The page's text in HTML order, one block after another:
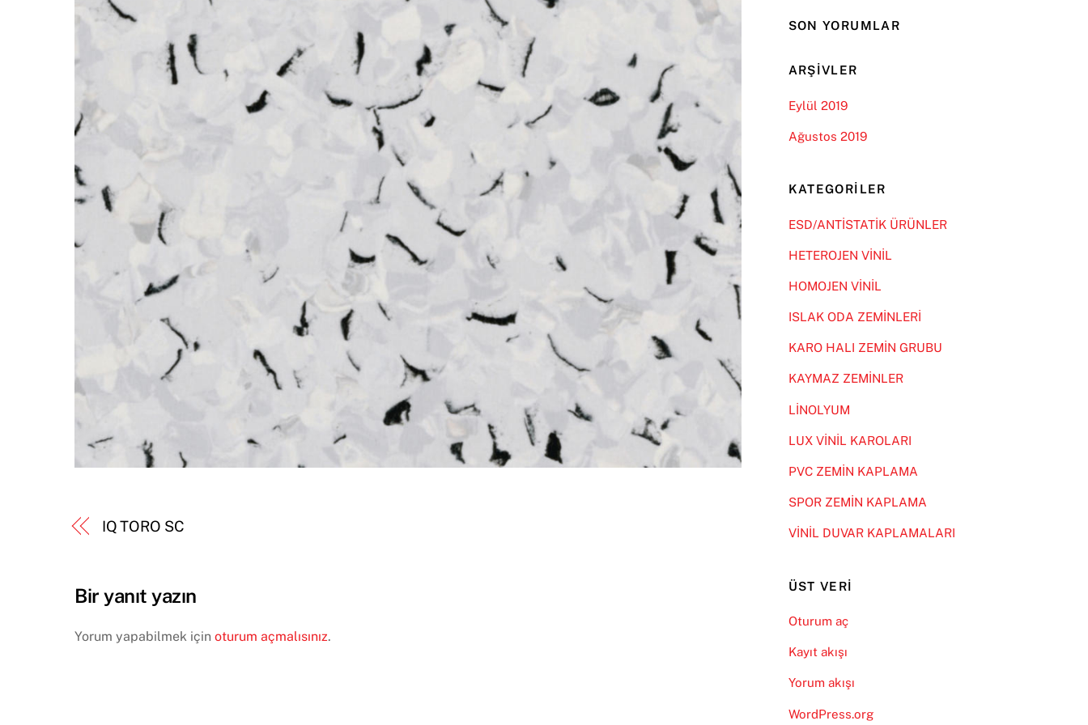
IQ TORO SC
Bir yanıt yazın
Yorum yapabilmek için oturum açmalısınız.
SON YORUMLAR
ARŞIVLER
Eylül 2019
Ağustos 2019
KATEGORILER
ESD/ANTİSTATİK ÜRÜNLER
HETEROJEN VİNİL
HOMOJEN VİNİL
ISLAK ODA ZEMİNLERİ
KARO HALI ZEMİN GRUBU
KAYMAZ ZEMİNLER
LİNOLYUM
LUX VİNİL KAROLARI
PVC ZEMİN KAPLAMA
SPOR ZEMİN KAPLAMA
VİNİL DUVAR KAPLAMALARI
ÜST VERI
Oturum aç
Kayıt akışı
Yorum akışı
WordPress.org